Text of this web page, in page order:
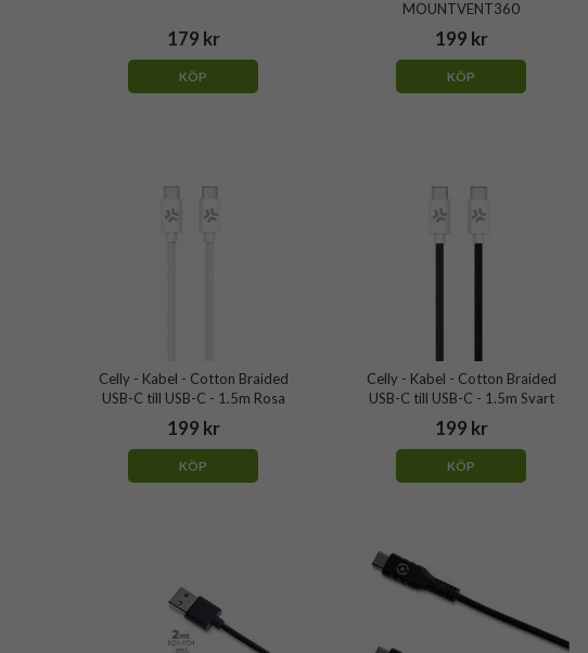
179 kr
KÖP
MOUNTVENT360
199 kr
KÖP
Celly - Kabel - Cotton Braided
USB-C till USB-C - 1.5m Rosa
199 kr
KÖP
Celly - Kabel - Cotton Braided
USB-C till USB-C - 1.5m Svart
199 kr
KÖP